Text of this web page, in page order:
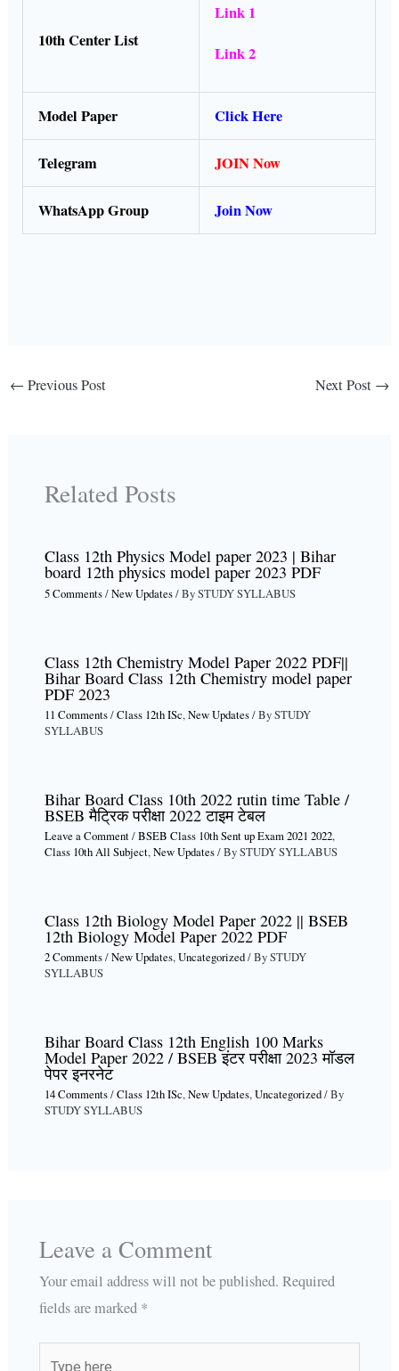
10th Center List
Link 1
Link 2
Model Paper Click Here
Telegram JOIN Now
WhatsApp Group Join Now
← Previous Post Next Post →
Related Posts
Class 12th Physics Model paper 2023 | Bihar
board 12th physics model paper 2023 PDF
5 Comments/New Updates/ BySTUDY SYLLABUS
Class 12th Chemistry Model Paper 2022 PDF||
Bihar Board Class 12th Chemistry model paper
PDF 2023
11 Comments/Class 12th ISc,New Updates/ BySTUDY
SYLLABUS
Bihar Board Class 10th 2022 rutin time Table /
BSEB मैट्रिक परीक्षा 2022 टाइम टेबल
Leave a Comment/BSEB Class 10th Sent up Exam 2021 2022,
Class 10th All Subject,New Updates/ BySTUDY SYLLABUS
Class 12th Biology Model Paper 2022 || BSEB
12th Biology Model Paper 2022 PDF
2 Comments/New Updates,Uncategorized/ BySTUDY
SYLLABUS
Bihar Board Class 12th English 100 Marks
Model Paper 2022 / BSEB इंटर परीक्षा 2023 मॉडल
पेपर इनरनेट
14 Comments/Class 12th ISc,New Updates,Uncategorized/ By
STUDY SYLLABUS
Leave a Comment
Your email address will not be published. Required
fields are marked *